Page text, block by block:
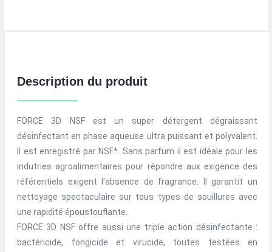
Description du produit
FORCE 3D NSF est un super détergent dégraissant
désinfectant en phase aqueuse ultra puissant et polyvalent.
Il est enregistré par NSF*. Sans parfum il est idéale pour les
indutries agroalimentaires pour répondre aux exigence des
référentiels exigent l'absence de fragrance. Il garantit un
nettoyage spectaculaire sur tous types de souillures avec
une rapidité époustouflante.
FORCE 3D NSF offre aussi une triple action désinfectante :
bactéricide, fongicide et virucide, toutes testées en